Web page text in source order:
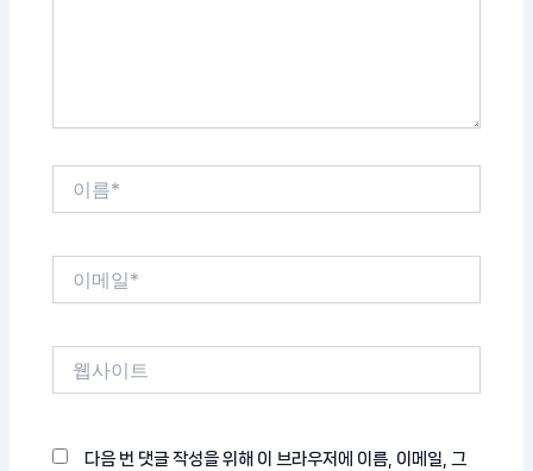
다음 번 댓글 작성을 위해 이 브라우저에 이름, 이메일, 그